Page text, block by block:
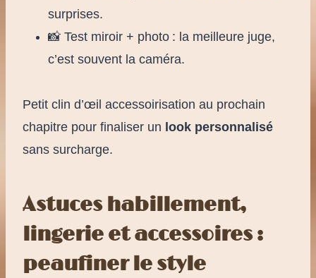
surprises.
📸 Test miroir + photo : la meilleure juge,
c’est souvent la caméra.
Petit clin d’œil accessoirisation au prochain
chapitre pour finaliser un look personnalisé
sans surcharge.
Astuces habillement,
lingerie et accessoires :
peaufiner le style